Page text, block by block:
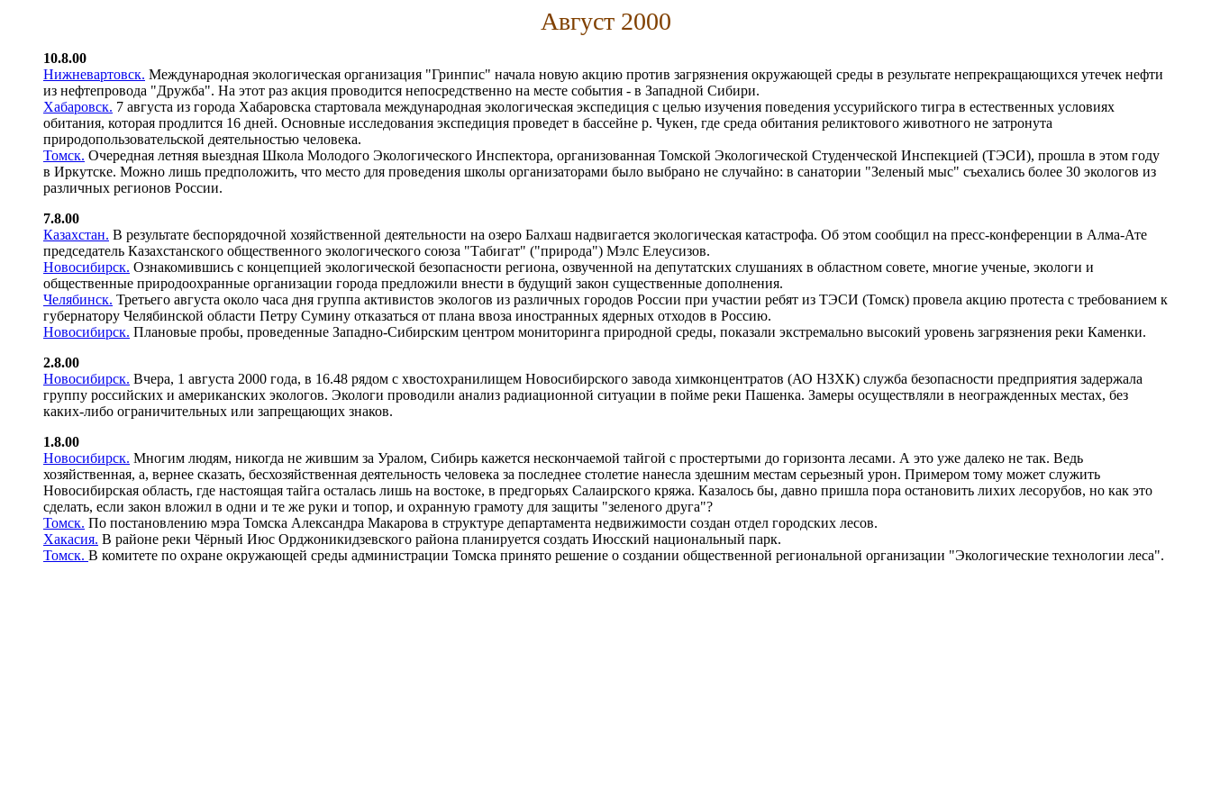
Август 2000
10.8.00
Нижневартовск. Международная экологическая организация "Гринпис" начала новую акцию против загрязнения окружающей среды в результате непрекращающихся утечек нефти
из нефтепровода "Дружба". На этот раз акция проводится непосредственно на месте события - в Западной Сибири.
Хабаровск. 7 августа из города Хабаровска стартовала международная экологическая экспедиция с целью изучения поведения уссурийского тигра в естественных условиях
обитания, которая продлится 16 дней. Основные исследования экспедиция проведет в бассейне р. Чукен, где среда обитания реликтового животного не затронута
природопользовательской деятельностью человека.
Томск. Очередная летняя выездная Школа Молодого Экологического Инспектора, организованная Томской Экологической Студенческой Инспекцией (ТЭСИ), прошла в этом году
в Иркутске. Можно лишь предположить, что место для проведения школы организаторами было выбрано не случайно: в санатории "Зеленый мыс" съехались более 30 экологов из
различных регионов России.
7.8.00
Казахстан. В результате беспорядочной хозяйственной деятельности на озеро Балхаш надвигается экологическая катастрофа. Об этом сообщил на пресс-конференции в Алма-Ате
председатель Казахстанского общественного экологического союза "Табигат" ("природа") Мэлс Елеусизов.
Новосибирск. Ознакомившись с концепцией экологической безопасности региона, озвученной на депутатских слушаниях в областном совете, многие ученые, экологи и
общественные природоохранные организации города предложили внести в будущий закон существенные дополнения.
Челябинск. Третьего августа около часа дня группа активистов экологов из различных городов России при участии ребят из ТЭСИ (Томск) провела акцию протеста с требованием к
губернатору Челябинской области Петру Сумину отказаться от плана ввоза иностранных ядерных отходов в Россию.
Новосибирск. Плановые пробы, проведенные Западно-Сибирским центром мониторинга природной среды, показали экстремально высокий уровень загрязнения реки Каменки.
2.8.00
Новосибирск. Вчера, 1 августа 2000 года, в 16.48 рядом с хвостохранилищем Новосибирского завода химконцентратов (АО НЗХК) служба безопасности предприятия задержала
группу российских и американских экологов. Экологи проводили анализ радиационной ситуации в пойме реки Пашенка. Замеры осуществляли в неогражденных местах, без
каких-либо ограничительных или запрещающих знаков.
1.8.00
Новосибирск. Многим людям, никогда не жившим за Уралом, Сибирь кажется нескончаемой тайгой с простертыми до горизонта лесами. А это уже далеко не так. Ведь
хозяйственная, а, вернее сказать, бесхозяйственная деятельность человека за последнее столетие нанесла здешним местам серьезный урон. Примером тому может служить
Новосибирская область, где настоящая тайга осталась лишь на востоке, в предгорьях Салаирского кряжа. Казалось бы, давно пришла пора остановить лихих лесорубов, но как это
сделать, если закон вложил в одни и те же руки и топор, и охранную грамоту для защиты "зеленого друга"?
Томск. По постановлению мэра Томска Александра Макарова в структуре департамента недвижимости создан отдел городских лесов.
Хакасия. В районе реки Чёрный Июс Орджоникидзевского района планируется создать Июсский национальный парк.
Томск. В комитете по охране окружающей среды администрации Томска принято решение о создании общественной региональной организации "Экологические технологии леса".